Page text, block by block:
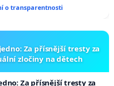
o transparentnosti
Za přísnější tresty za
zločiny na dětech
Za přísnější tresty za